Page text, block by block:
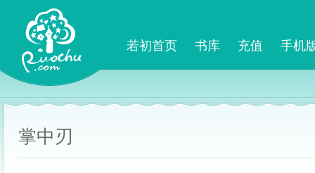
若初首页 书库 充值 手机
掌中刃